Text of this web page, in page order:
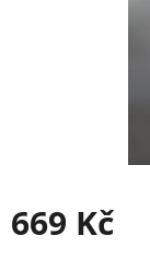
669 Kč